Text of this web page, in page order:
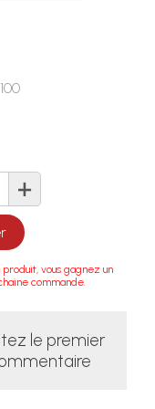
+
vous gagnez un
commande.
le premier